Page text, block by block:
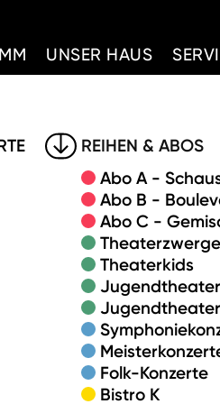
UNSER HAUS
REIHEN & ABOS
Abo A -
Abo B -
Abo C -
Theaterzwerge
Theaterkids
Folk-Konzerte
Bistro K